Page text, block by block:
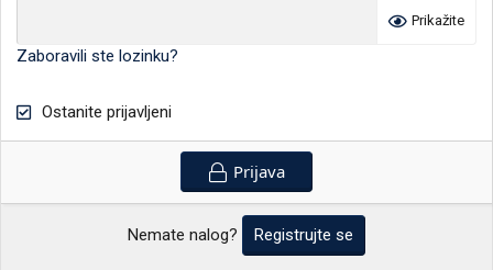
Prikažite
Zaboravili ste lozinku?
Ostanite prijavljeni
Prijava
Nemate nalog? Registrujte se